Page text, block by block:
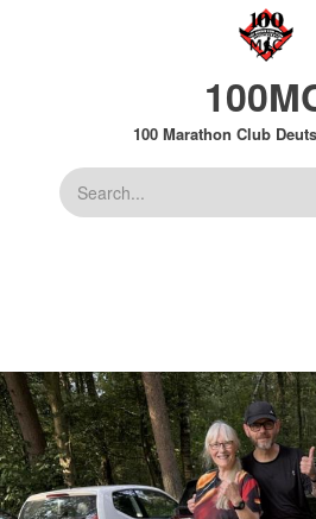
100 Marathon Club
Suche